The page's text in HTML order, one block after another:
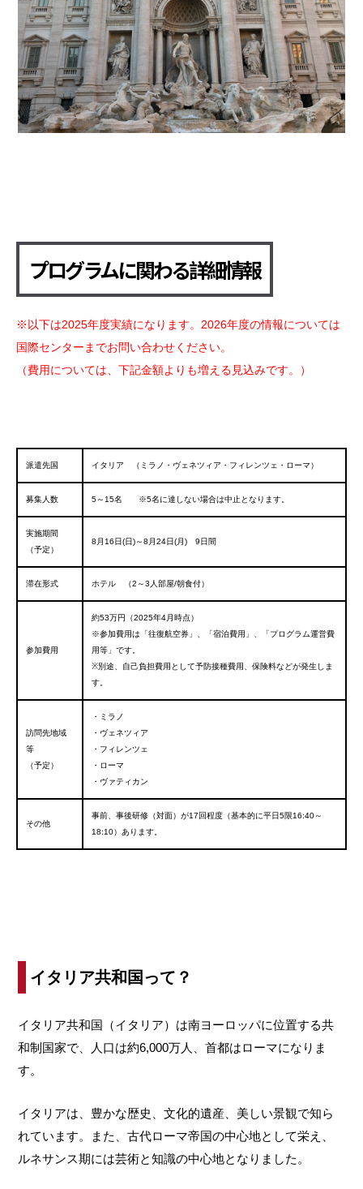
プログラムに関わる詳細情報
※以下は2025年度実績になります。2026年度の情報については
国際センターまでお問い合わせください。
（費用については、下記金額よりも増える見込みです。）
派遣先国 イタリア （ミラノ・ヴェネツィア・フィレンツェ・ローマ）
募集人数 5～15名 ※5名に達しない場合は中止となります。
実施期間
（予定）
8月16日(日)～8月24日(月) 9日間
滞在形式 ホテル （2～3人部屋/朝食付）
参加費用
約53万円（2025年4月時点）
※参加費用は「往復航空券」、「宿泊費用」、「プログラム運営費
用等」です。
※別途、自己負担費用として予防接種費用、保険料などが発生しま
す。
訪問先地域
等
（予定）
・ミラノ
・ヴェネツィア
・フィレンツェ
・ローマ
・ヴァティカン
その他
事前、事後研修（対面）が17回程度（基本的に平日5限16:40～
18:10）あります。
イタリア共和国って？
イタリア共和国（イタリア）は南ヨーロッパに位置する共
和制国家で、人口は約6,000万人、首都はローマになりま
す。
イタリアは、豊かな歴史、文化的遺産、美しい景観で知ら
れています。また、古代ローマ帝国の中心地として栄え、
ルネサンス期には芸術と知識の中心地となりました。